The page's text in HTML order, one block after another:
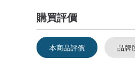
產地：中國
保固：非人為提供一年有限保
使用方法：
將AirPods Pro 3代裝入保護
購買評價
本商品評價 品牌